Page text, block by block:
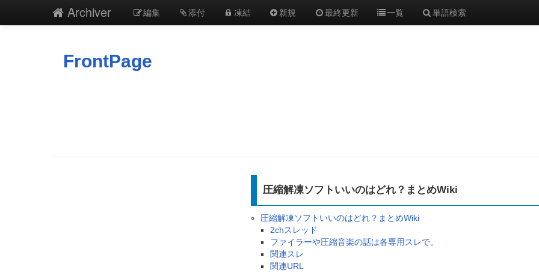
Archiver 編集 添付 凍結 新規 最終更新 一覧 単語検索
FrontPage
圧縮解凍ソフトいいのはどれ？まとめWiki
圧縮解凍ソフトいいのはどれ？まとめWiki
2chスレッド
ファイラーや圧縮音楽の話は各専用スレで。
関連スレ
関連URL